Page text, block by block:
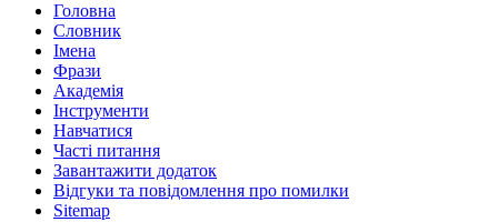
Головна
Словник
Імена
Фрази
Академія
Інструменти
Навчатися
Часті питання
Завантажити додаток
Відгуки та повідомлення про помилки
Sitemap